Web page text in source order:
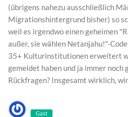
(übrigens nahezu ausschließlich
Migrationshintergrund bisher) so
weil es irgendwo einen geheimen
außer, sie wählen Netanjahu!"-
35+ Kulturinstitutionen erweitert
gemeldet haben und ja immer
Rückfragen? Insgesamt wirklich,
Gast